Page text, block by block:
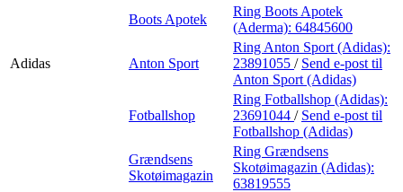
Boots Apotek
Ring Boots Apotek
(Aderma): 64845600
Adidas Anton Sport
Ring Anton Sport (Adidas):
23891055 / Send e-post til
Anton Sport (Adidas)
Fotballshop
Ring Fotballshop (Adidas):
23691044 / Send e-post til
Fotballshop (Adidas)
Grændsens
Skotøimagazin
Ring Grændsens
Skotøimagazin (Adidas):
63819555